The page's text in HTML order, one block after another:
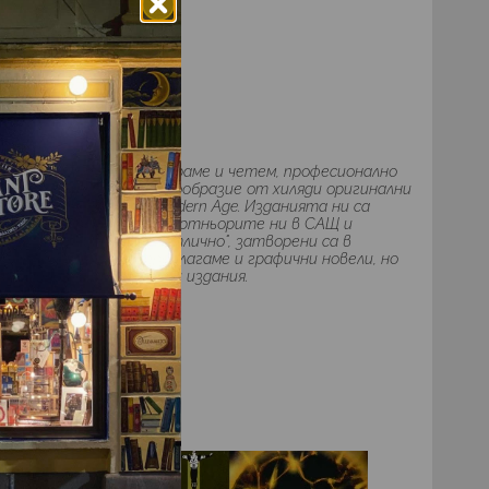
че ги колекционираме и четем, професионално
да откриете разнообразие от хиляди оригинални
от Silver, Bronze и Modern Age. Изданията ни са
идват директно от партньорите ни в САЩ и
им е от "добро" до "отлично", затворени са в
гръб. Разбира се, предлагаме и графични новели, но
единични издания.